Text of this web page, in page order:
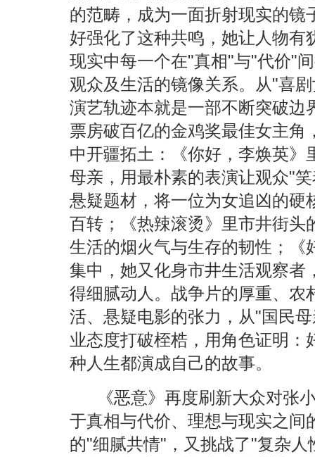
的范畴，成为一面折射现实的镜
好强化了这种共鸣，她让人物有
现实中每一个在"真相"与"代价"
观众及生活的镜像关系。从"喜
演艺轨迹本就是一部不断突破
票房破百亿的金鸡奖最佳女主角
中开疆拓土：《你好，李焕英》
母亲，用最朴素的表演让观众"
悬疑题材，将一位为女追凶的硬
百转；《热辣滚烫》里市井街头
生活的烟火气与生存的韧性；《
集中，她又化身市井生活观察者
得细腻动人。战争片的厚重、农
活、悬疑电影的张力，从"国民
业态度打破桎梏，用角色证明：
种人生都演成自己的故事。
《恶意》再度刷新大众对张
于真相与代价、理想与现实之间
的"细腻共情"，又挑战了"复杂